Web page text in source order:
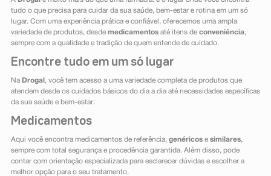
tudo o que precisa para cuidar da sua saúde, bem-estar e rotina em um só
lugar. Com uma experiência prática e confiável, oferecemos uma ampla
variedade de produtos, desde medicamentosaté itens de conveniência,
sempre com a qualidade e tradição de quem entende de cuidado.
Encontre tudo em um só lugar
Na Drogal , você tem acesso a uma variedade completa de produtos que
atendem desde os cuidados básicos do dia a dia até necessidades específicas
da sua saúde e bem-estar:
Medicamentos
Aqui você encontra medicamentos de referência, genéricose similares,
sempre com total segurança e procedência garantida. Além disso, pode
contar com orientação especializada para esclarecer dúvidas e escolher a
melhor opção para o seu tratamento.